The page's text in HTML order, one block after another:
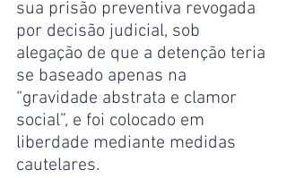
sua prisão preventiva revogada
por decisão judicial, sob
alegação de que a detenção teria
se baseado apenas na
“gravidade abstrata e clamor
social”, e foi colocado em
liberdade mediante medidas
cautelares.